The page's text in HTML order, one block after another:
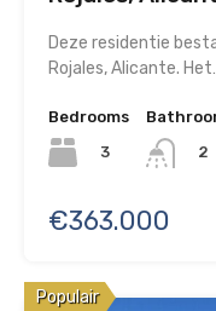
Deze residentie
Rojales, Alicante.
Bedrooms
3
2
€363.000
Populair